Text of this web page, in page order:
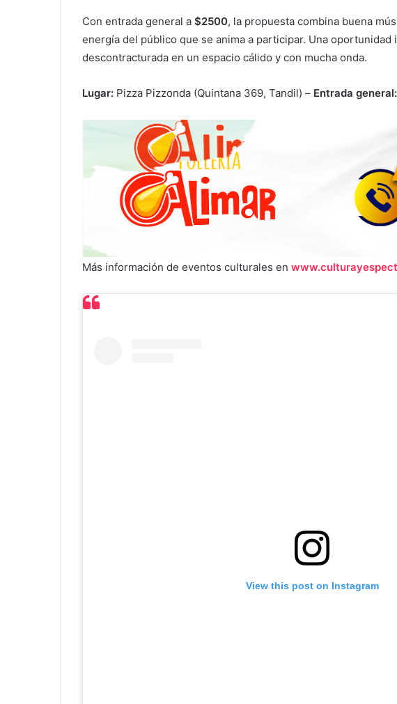
Con entrada general a $2500, la propuesta combina buena
energía del público que se anima a participar. Una oportunidad
descontracturada en un espacio cálido y con mucha onda.
Lugar: Pizza Pizzonda (Quintana 369, Tandil) – Entrada general:
Más información de eventos culturales en
View this post on Instagram